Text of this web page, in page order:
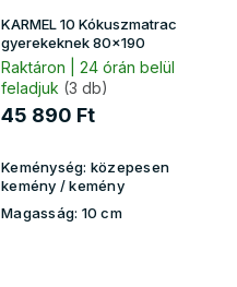
KARMEL 10 Kókuszmatrac
gyerekeknek 80x190
Raktáron | 24 órán belül
feladjuk (3 db)
45 890 Ft
Keménység: közepesen
kemény / kemény
Magasság: 10 cm